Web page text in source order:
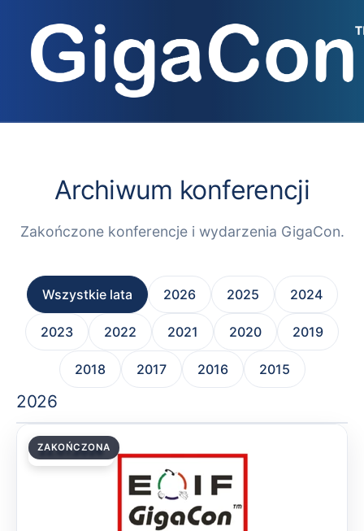
treści
Archiwum konferencji
Zakończone konferencje i wydarzenia GigaCon.
Wszystkie lata 2026 2025 2024
2023 2022 2021 2020 2019
2018 2017 2016 2015
2026
22.07.2026
ZAKOŃCZONA